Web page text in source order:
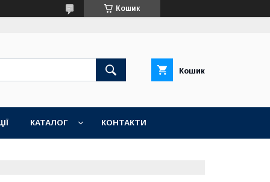
Кошик
Кошик
КАТАЛОГ КОНТАКТИ